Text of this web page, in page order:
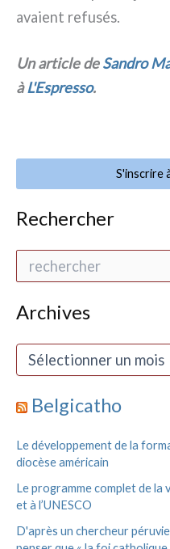
ava­ient refu­sés.
Un arti­cle deSandro
àL'Espresso.
S'inscrire
Rechercher
h
e
h
r
Archives
A
h
i
e
s
Belgicatho
Le développement de la
diocèse américain
Le programme complet de la
et à l’UNESCO
D'après un chercheur